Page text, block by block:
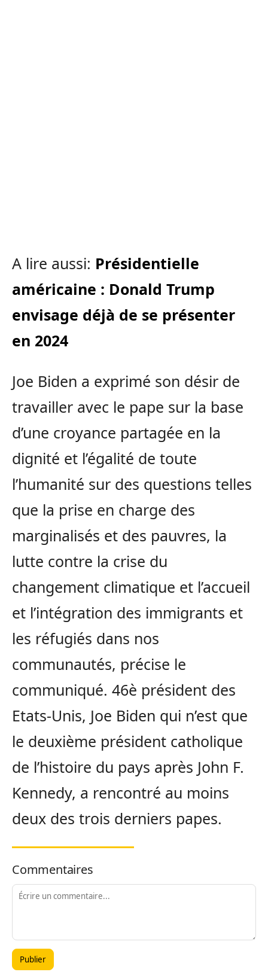
A lire aussi: Présidentielle
américaine : Donald Trump
envisage déjà de se présenter
en 2024
Joe Biden a exprimé son désir de
travailler avec le pape sur la base
d’une croyance partagée en la
dignité et l’égalité de toute
l’humanité sur des questions telles
que la prise en charge des
marginalisés et des pauvres, la
lutte contre la crise du
changement climatique et l’accueil
et l’intégration des immigrants et
les réfugiés dans nos
communautés, précise le
communiqué. 46è président des
Etats-Unis, Joe Biden qui n’est que
le deuxième président catholique
de l’histoire du pays après John F.
Kennedy, a rencontré au moins
deux des trois derniers papes.
Commentaires
Publier